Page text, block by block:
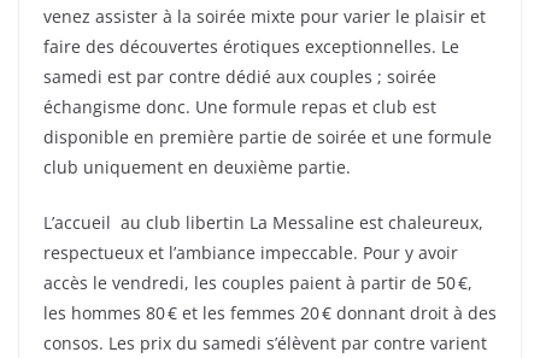
venez assister à la soirée mixte pour varier le plaisir et
faire des découvertes érotiques exceptionnelles. Le
samedi est par contre dédié aux couples ; soirée
échangisme donc. Une formule repas et club est
disponible en première partie de soirée et une formule
club uniquement en deuxième partie.
L’accueil au club libertin La Messaline est chaleureux,
respectueux et l’ambiance impeccable. Pour y avoir
accès le vendredi, les couples paient à partir de 50 €,
les hommes 80 € et les femmes 20 € donnant droit à des
consos. Les prix du samedi s’élèvent par contre varient